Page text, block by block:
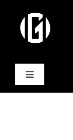
contenu
Toggle